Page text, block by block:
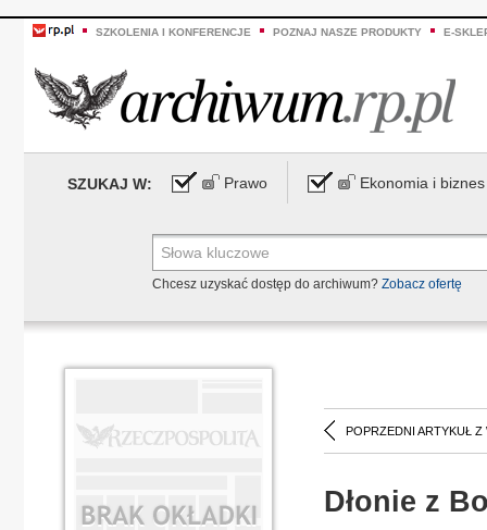
SZKOLENIA I KONFERENCJE POZNAJ NASZE PRODUKTY E-
SZUKAJ W: Prawo Ekonomia i biznes
Chcesz uzyskać dostęp do archiwum? Zobacz ofertę
POPRZEDNI ARTYKUŁ Z
Dłonie z